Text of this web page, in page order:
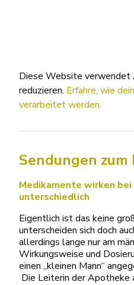
Diese Website verwendet
reduzieren. Erfahre, wie
verarbeitet werden.
Sendungen zum
Medikamente wirken bei
unterschiedlich
Eigentlich ist das keine
unterscheiden sich doch
allerdings lange nur am
Wirkungsweise und
einen „kleinen Mann“
Die Leiterin der Apotheke